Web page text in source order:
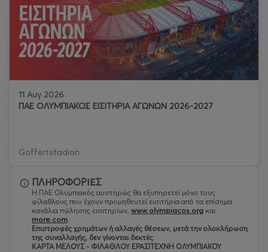
11 Αυγ 2026
ΠΑΕ ΟΛΥΜΠΙΑΚΟΣ ΕΙΣΙΤΗΡΙΑ ΑΓΩΝΩΝ 2026-2027
Goffertstadion
ΠΛΗΡΟΦΟΡΙΕΣ
Η ΠΑΕ Ολυμπιακός αυστηρώς θα εξυπηρετεί μόνο τους
φίλαθλους που έχουν προμηθευτεί εισιτήρια από τα επίσημα
κανάλια πώλησης εισιτηρίων, www.olympiacos.org και
more.com.
Eπιστροφές χρημάτων ή αλλαγές θέσεων, μετά την ολοκλήρωση
της συναλλαγής, δεν γίνονται δεκτές.
ΚΑΡΤΑ ΜΕΛΟΥΣ - ΦΙΛΑΘΛΟΥ ΕΡΑΣΙΤΕΧΝΗ ΟΛΥΜΠΙΑΚΟΥ